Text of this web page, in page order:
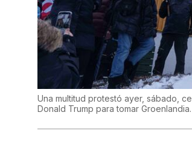
Una multitud protestó ayer, sábado,
Donald Trump para tomar Groenlandia.